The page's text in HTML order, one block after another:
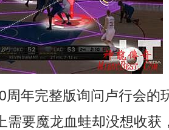
年完整版询问卢行会的
需要魔龙血蛙却没想收获